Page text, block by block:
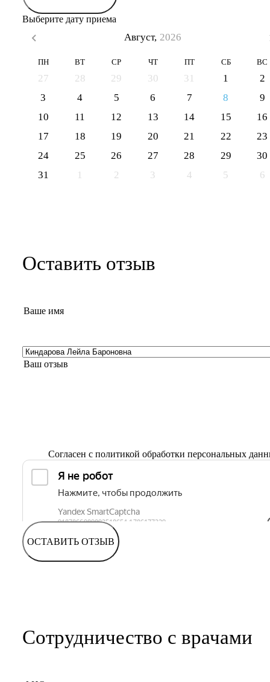
Выберите дату приема
Август, 2026
ПН ВТ СР ЧТ ПТ СБ ВС
27 28 29 30 31 1
2
3
4 5 6 7 8
9
10
11 12 13 14 15
16
17
18 19 20 21 22
23
24
25 26 27 28 29
30
31
1 2 3 4 5 6
Оставить отзыв
Согласен с политикой обработки персональных
ОСТАВИТЬ ОТЗЫВ
Сотрудничество с врачами